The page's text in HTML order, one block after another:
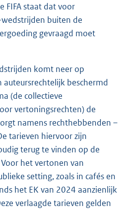
FIFA staat dat voor
buiten de
gevraagd moet
komt neer op
beschermd
(de collectieve
vertoningsrechten) de
namens rechthebbenden –
tarieven hiervoor zijn
terug te vinden op de
het vertonen van
setting, zoals in cafés en
het EK van 2024 aanzienlijk
verlaagde tarieven gelden